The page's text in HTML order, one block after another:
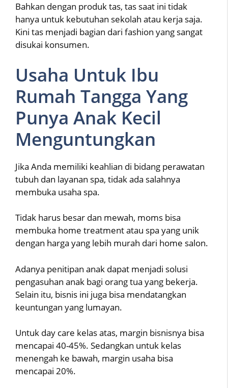
Bahkan dengan produk tas, tas saat ini tidak
hanya untuk kebutuhan sekolah atau kerja saja.
Kini tas menjadi bagian dari fashion yang sangat
disukai konsumen.
Usaha Untuk Ibu
Rumah Tangga Yang
Punya Anak Kecil
Menguntungkan
Jika Anda memiliki keahlian di bidang perawatan
tubuh dan layanan spa, tidak ada salahnya
membuka usaha spa.
Tidak harus besar dan mewah, moms bisa
membuka home treatment atau spa yang unik
dengan harga yang lebih murah dari home salon.
Adanya penitipan anak dapat menjadi solusi
pengasuhan anak bagi orang tua yang bekerja.
Selain itu, bisnis ini juga bisa mendatangkan
keuntungan yang lumayan.
Untuk day care kelas atas, margin bisnisnya bisa
mencapai 40-45%. Sedangkan untuk kelas
menengah ke bawah, margin usaha bisa
mencapai 20%.